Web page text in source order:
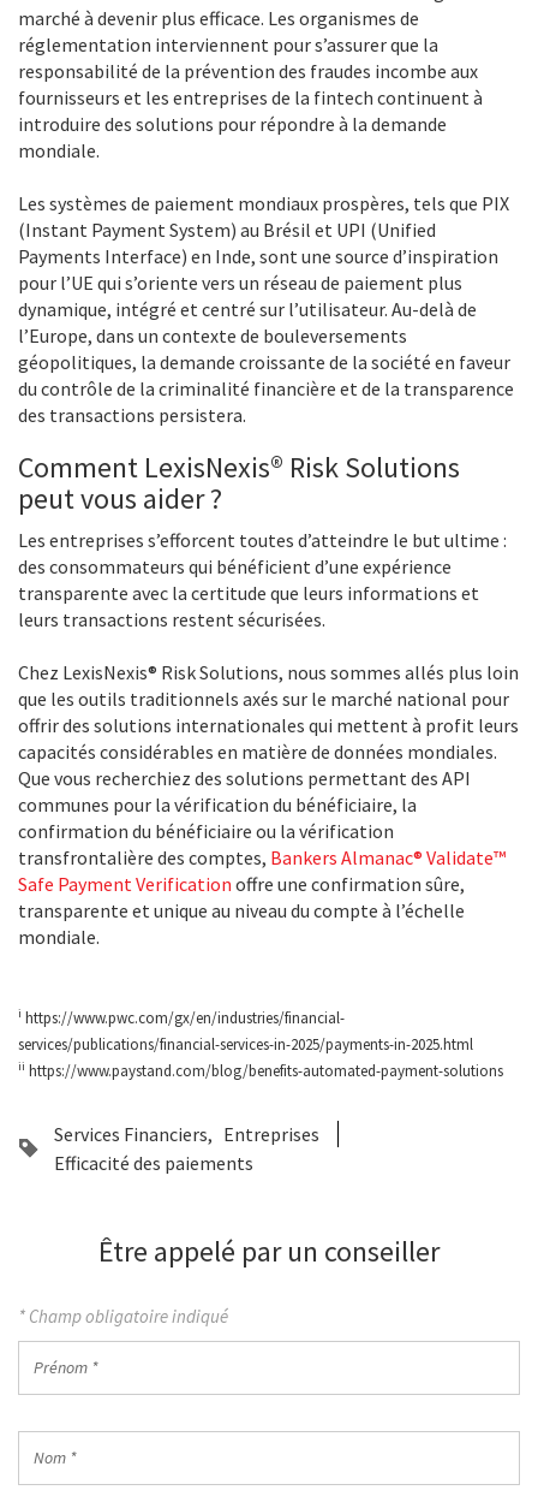
marché à devenir plus efficace. Les organismes de
réglementation interviennent pour s’assurer que la
responsabilité de la prévention des fraudes incombe aux
fournisseurs et les entreprises de la fintech continuent à
introduire des solutions pour répondre à la demande
mondiale.
Les systèmes de paiement mondiaux prospères, tels que PIX
(Instant Payment System) au Brésil et UPI (Unified
Payments Interface) en Inde, sont une source d’inspiration
pour l’UE qui s’oriente vers un réseau de paiement plus
dynamique, intégré et centré sur l’utilisateur. Au-delà de
l’Europe, dans un contexte de bouleversements
géopolitiques, la demande croissante de la société en faveur
du contrôle de la criminalité financière et de la transparence
des transactions persistera.
Comment LexisNexis® Risk Solutions
peut vous aider ?
Les entreprises s’efforcent toutes d’atteindre le but ultime :
des consommateurs qui bénéficient d’une expérience
transparente avec la certitude que leurs informations et
leurs transactions restent sécurisées.
Chez LexisNexis® Risk Solutions, nous sommes allés plus loin
que les outils traditionnels axés sur le marché national pour
offrir des solutions internationales qui mettent à profit leurs
capacités considérables en matière de données mondiales.
Que vous recherchiez des solutions permettant des API
communes pour la vérification du bénéficiaire, la
confirmation du bénéficiaire ou la vérification
transfrontalière des comptes, Bankers Almanac® Validate™
Safe Payment Verification offre une confirmation sûre,
transparente et unique au niveau du compte à l’échelle
mondiale.
i https://www.pwc.com/gx/en/industries/financial-
services/publications/financial-services-in-2025/payments-in-2025.html
ii https://www.paystand.com/blog/benefits-automated-payment-solutions
Services Financiers
Entreprises
Efficacité des paiements
Être appelé par un conseiller
* Champ obligatoire indiqué